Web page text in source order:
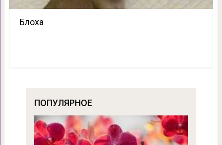
Блоха
ПОПУЛЯРНОЕ